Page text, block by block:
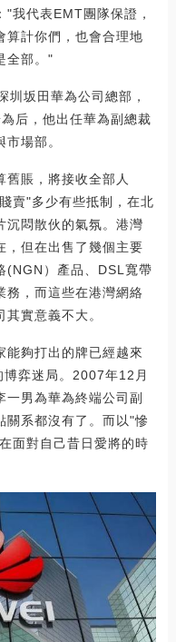
我代表EMT團隊保證，
算計你們，也會合理地
全部。"
坂田華為公司總部，
后，他出任華為副總裁
場部。
舊賬，將接收全部人
賣"多少有些抵制，在北
沉悶散伙的氣氛。港灣
，但在出售了幾個主要
(NGN）產品、DSL寬帶
務，而這些在港灣網絡
實意義不大。
能夠打出的牌已經越來
弈迷局。2007年12月
男為華為終端公司副
關系都沒有了。而以"慘
面對自己昔日愛將的時